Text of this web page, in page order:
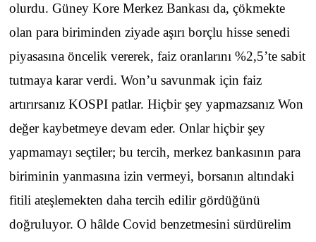
olurdu. Güney Kore Merkez Bankası da, çökmekte
olan para biriminden ziyade aşırı borçlu hisse senedi
piyasasına öncelik vererek, faiz oranlarını %2,5’te sabit
tutmaya karar verdi. Won’u savunmak için faiz
artırırsanız KOSPI patlar. Hiçbir şey yapmazsanız Won
değer kaybetmeye devam eder. Onlar hiçbir şey
yapmamayı seçtiler; bu tercih, merkez bankasının para
biriminin yanmasına izin vermeyi, borsanın altındaki
fitili ateşlemekten daha tercih edilir gördüğünü
doğruluyor. O hâlde Covid benzetmesini sürdürelim